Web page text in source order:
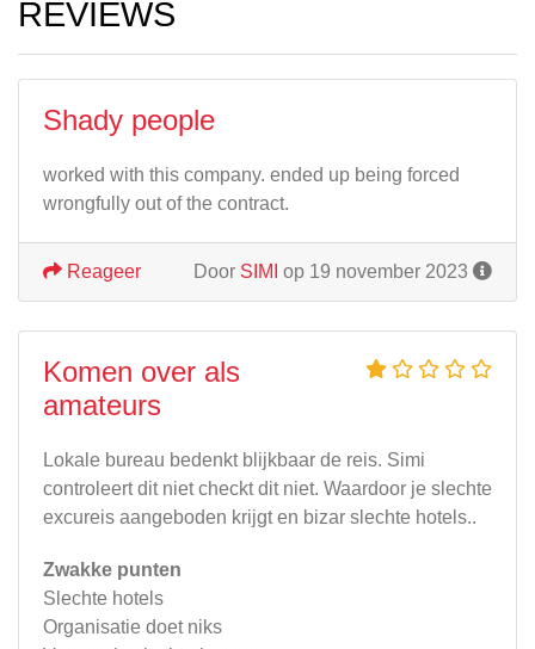
REVIEWS
Shady people
worked with this company. ended up being forced
wrongfully out of the contract.
Door SIMI op 19 november 2023
Reageer
Komen over als
amateurs
Lokale bureau bedenkt blijkbaar de reis. Simi
controleert dit niet checkt dit niet. Waardoor je slechte
excureis aangeboden krijgt en bizar slechte hotels..
Zwakke punten
Slechte hotels
Organisatie doet niks